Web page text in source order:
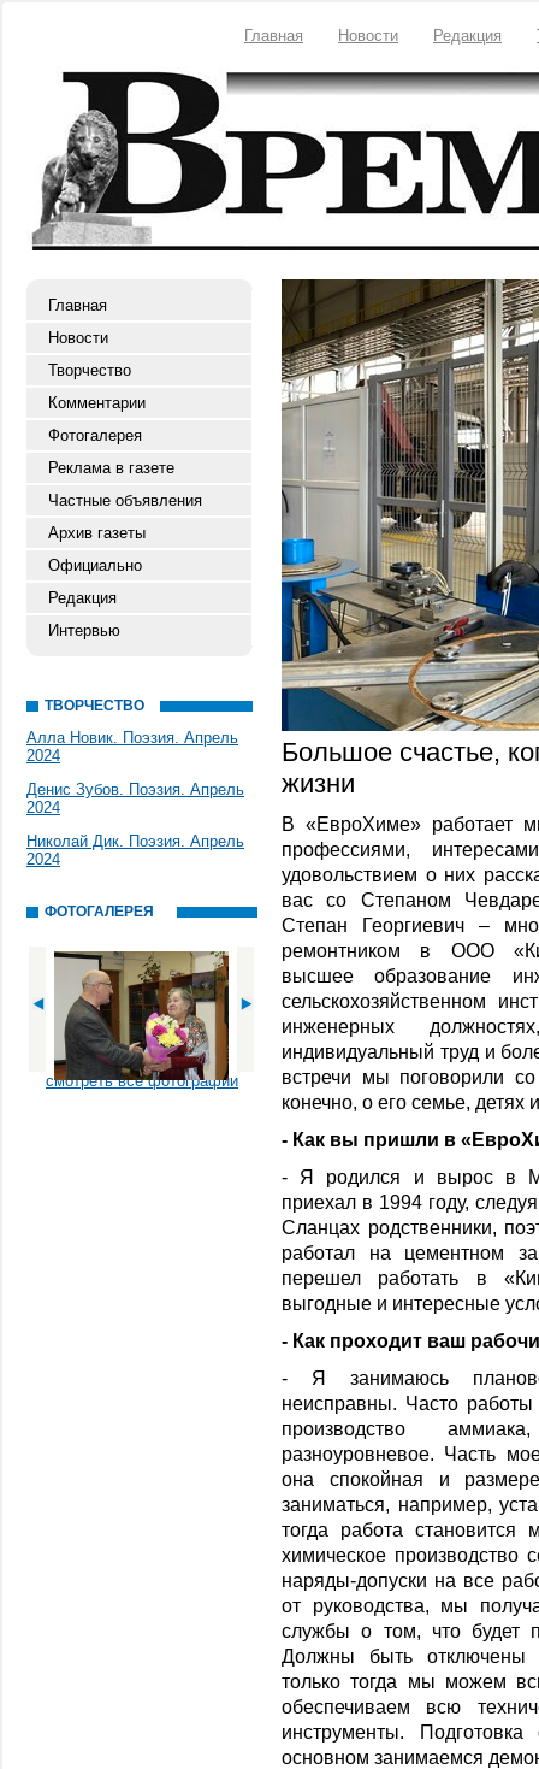
Главная Новости Редакция
Главная
Новости
Творчество
Комментарии
Фотогалерея
Реклама в газете
Частные объявления
Архив газеты
Официально
Редакция
Интервью
ТВОРЧЕСТВО
Алла Новик. Поэзия. Апрель
2024
Денис Зубов. Поэзия. Апрель
2024
Николай Дик. Поэзия. Апрель
2024
ФОТОГАЛЕРЕЯ
смотреть все фотографии
Большое счастье,
жизни
В «ЕвроХиме» работает
профессиями,
удовольствием о них
вас со Степаном
Степан Георгиевич –
ремонтником в ООО
высшее образование
сельскохозяйственном
инженерных
индивидуальный труд и
встречи мы поговорили
конечно, о его семье, детях
- Как вы пришли в
- Я родился и вырос в
приехал в 1994 году,
Сланцах родственники,
работал на цементном
перешел работать в
выгодные и интересные
- Как проходит ваш
- Я занимаюсь
неисправны. Часто
производство
разноуровневое. Часть
она спокойная и
заниматься, например,
тогда работа становится
химическое производство
наряды-допуски на все
от руководства, мы
службы о том, что будет
Должны быть отключены
только тогда мы можем
обеспечиваем всю
инструменты.
основном занимаемся